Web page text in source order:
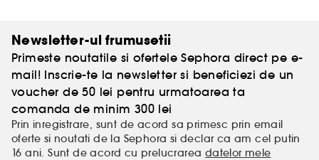
Newsletter-ul frumusetii
Primeste noutatile si ofertele Sephora direct pe e-
mail! Inscrie-te la newsletter si beneficiezi de un
voucher de 50 lei pentru urmatoarea ta
comanda de minim 300 lei
Prin inregistrare, sunt de acord sa primesc prin email
oferte si noutati de la Sephora si declar ca am cel putin
16 ani. Sunt de acord cu prelucrarea datelor mele